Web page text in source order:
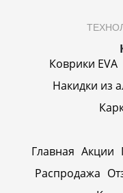
Коврики EVA
Накидки из
Главная Акции
Распродажа